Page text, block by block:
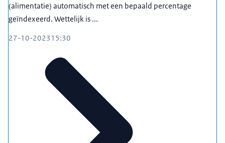
(alimentatie) automatisch met een bepaald percentage
geïndexeerd. Wettelijk is ...
27-10-202315:30